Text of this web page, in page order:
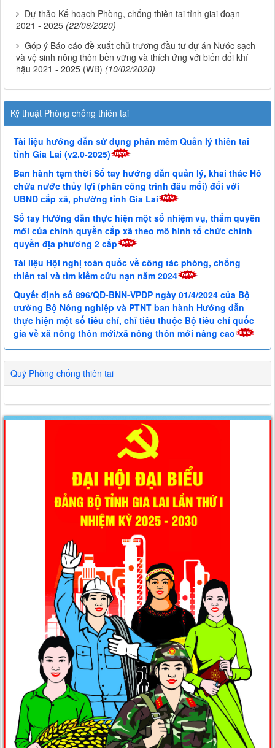
Dự thảo Kế hoạch Phòng, chống thiên tai tỉnh giai đoạn
2021 - 2025 (22/06/2020)
Góp ý Báo cáo đề xuất chủ trương đầu tư dự án Nước sạch
và vệ sinh nông thôn bền vững và thích ứng với biến đổi khí
hậu 2021 - 2025 (WB) (10/02/2020)
Kỹ thuật Phòng chống thiên tai
Tài liệu hướng dẫn sử dụng phần mềm Quản lý thiên tai
tỉnh Gia Lai (v2.0-2025)
Ban hành tạm thời Sổ tay hướng dẫn quản lý, khai thác Hồ
chứa nước thủy lợi (phần công trình đầu mối) đối với
UBND cấp xã, phường tỉnh Gia Lai
Sổ tay Hướng dẫn thực hiện một số nhiệm vụ, thẩm quyền
mới của chính quyền cấp xã theo mô hình tổ chức chính
quyền địa phương 2 cấp
Tài liệu Hội nghị toàn quốc về công tác phòng, chống
thiên tai và tìm kiếm cứu nạn năm 2024
Quyết định số 896/QĐ-BNN-VPĐP ngày 01/4/2024 của Bộ
trưởng Bộ Nông nghiệp và PTNT ban hành Hướng dẫn
thực hiện một số tiêu chí, chỉ tiêu thuộc Bộ tiêu chí quốc
gia về xã nông thôn mới/xã nông thôn mới nâng cao
Quỹ Phòng chống thiên tai